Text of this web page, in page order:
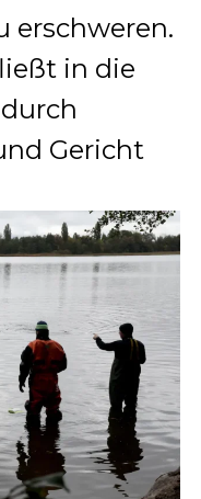
erschweren.
in die
Gericht